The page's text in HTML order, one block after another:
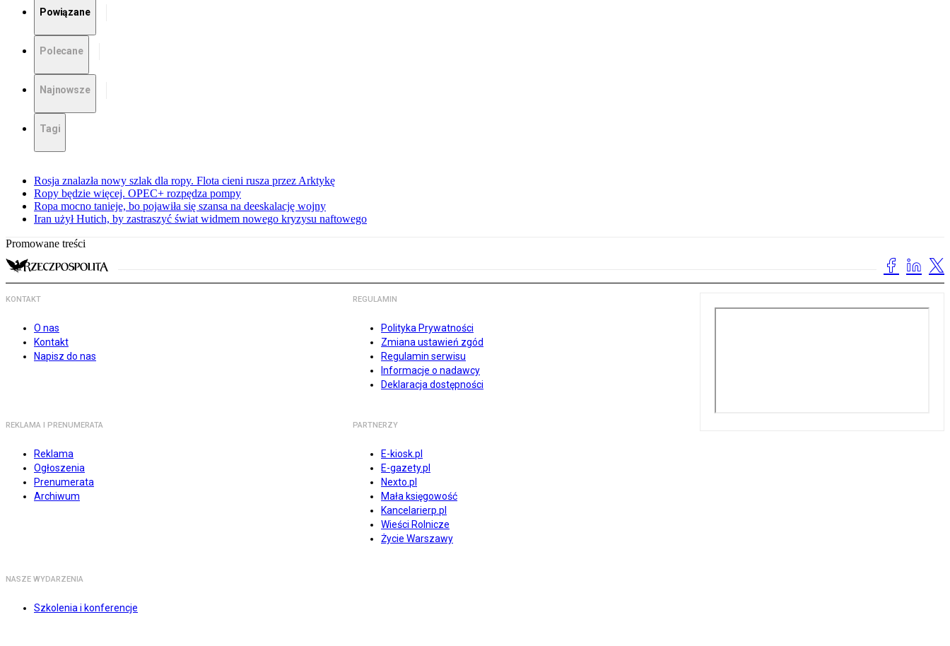
Powiązane
Polecane
Najnowsze
Tagi
Rosja znalazła nowy szlak dla ropy. Flota cieni rusza przez Arktykę
Ropy będzie więcej. OPEC+ rozpędza pompy
Ropa mocno tanieje, bo pojawiła się szansa na deeskalację wojny
Iran użył Hutich, by zastraszyć świat widmem nowego kryzysu naftowego
Promowane treści
KONTAKT
O nas
Kontakt
Napisz do nas
REGULAMIN
Polityka Prywatności
Zmiana ustawień zgód
Regulamin serwisu
Informacje o nadawcy
Deklaracja dostępności
REKLAMA I PRENUMERATA
Reklama
Ogłoszenia
Prenumerata
Archiwum
PARTNERZY
E-kiosk.pl
E-gazety.pl
Nexto.pl
Mała księgowość
Kancelarierp.pl
Wieści Rolnicze
Życie Warszawy
NASZE WYDARZENIA
Szkolenia i konferencje